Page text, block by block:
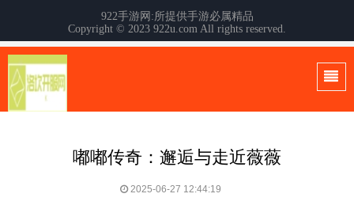
嘟嘟传奇：邂逅与走近薇薇
2025-06-27 12:44:19